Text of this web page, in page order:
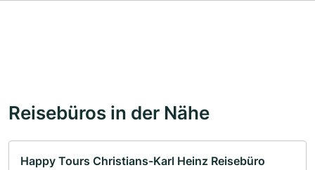
Reisebüros in der Nähe
Happy Tours Christians-Karl Heinz Reisebüro